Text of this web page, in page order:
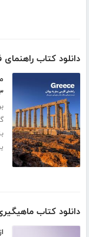
دانلود کتاب
دانلود کتاب